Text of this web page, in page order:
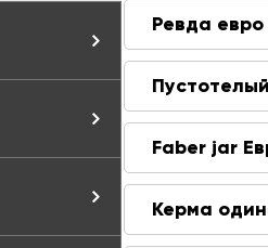
Ревда
Faber jar
Керма